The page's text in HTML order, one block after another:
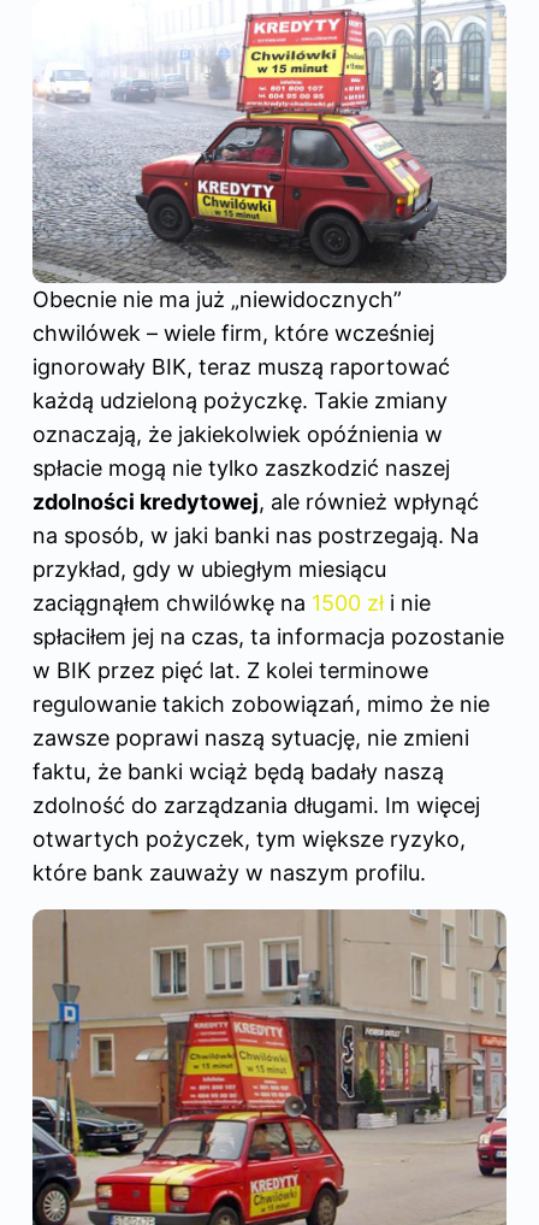
Obecnie nie ma już „niewidocznych”
chwilówek – wiele firm, które wcześniej
ignorowały BIK, teraz muszą raportować
każdą udzieloną pożyczkę. Takie zmiany
oznaczają, że jakiekolwiek opóźnienia w
spłacie mogą nie tylko zaszkodzić naszej
zdolności kredytowej, ale również wpłynąć
na sposób, w jaki banki nas postrzegają. Na
przykład, gdy w ubiegłym miesiącu
zaciągnąłem chwilówkę na 1500 złi nie
spłaciłem jej na czas, ta informacja pozostanie
w BIK przez pięć lat. Z kolei terminowe
regulowanie takich zobowiązań, mimo że nie
zawsze poprawi naszą sytuację, nie zmieni
faktu, że banki wciąż będą badały naszą
zdolność do zarządzania długami. Im więcej
otwartych pożyczek, tym większe ryzyko,
które bank zauważy w naszym profilu.